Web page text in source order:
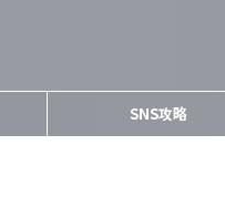
SNS攻略